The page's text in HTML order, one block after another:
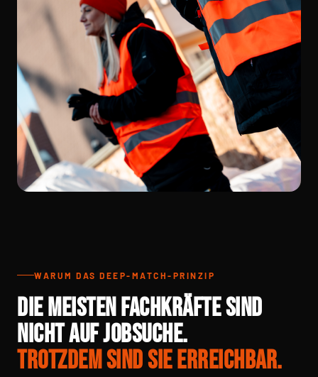
WARUM DAS DEEP-MATCH-PRINZIP
DIE MEISTEN FACHKRÄFTE SIND
NICHT AUF JOBSUCHE.
TROTZDEM SIND SIE ERREICHBAR.